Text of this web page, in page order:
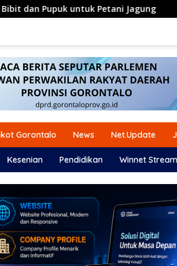
Komisi IV DPRD
Gorontalo News Net.Update
Kesenian Pendidikan Winnet